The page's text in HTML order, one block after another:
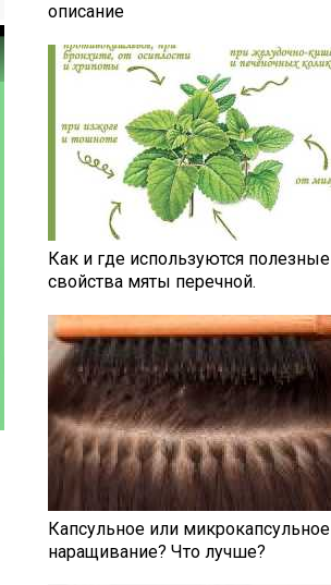
описание
Как и где используются полезные
свойства мяты перечной.
Капсульное или микрокапсульное
наращивание? Что лучше?